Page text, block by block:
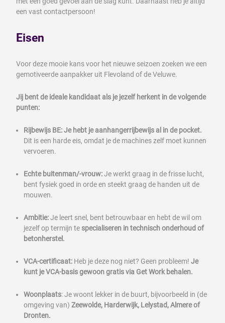
een vast contactpersoon!
Eisen
Voor deze mooie kans voor het nieuwe seizoen zoeken we een
gemotiveerde aanpakker uit Flevoland of de Veluwe.
Jij bent de ideale kandidaat als je jezelf herkent in de volgende
punten:
Rijbewijs BE:Je hebt je aanhangerrijbewijs al in de pocket.
Dit is een harde eis, omdat je de machines zelf moet kunnen
vervoeren.
Echte buitenman/-vrouw:Je werkt graag in de frisse lucht,
bent fysiek goed in orde en steekt graag de handen uit de
mouwen.
Ambitie:Je leert snel, bent betrouwbaar en hebt de wil om
jezelf op termijn tespecialiseren in technisch onderhoud of
betonherstel.
VCA-certificaat: Heb je deze nog niet? Geen probleem! Je
kunt je VCA-basis gewoon gratis via Get Work behalen.
Woonplaats: Je woont lekker in de buurt, bijvoorbeeld in (de
omgeving van) Zeewolde, Harderwijk, Lelystad, Almere of
Dronten.